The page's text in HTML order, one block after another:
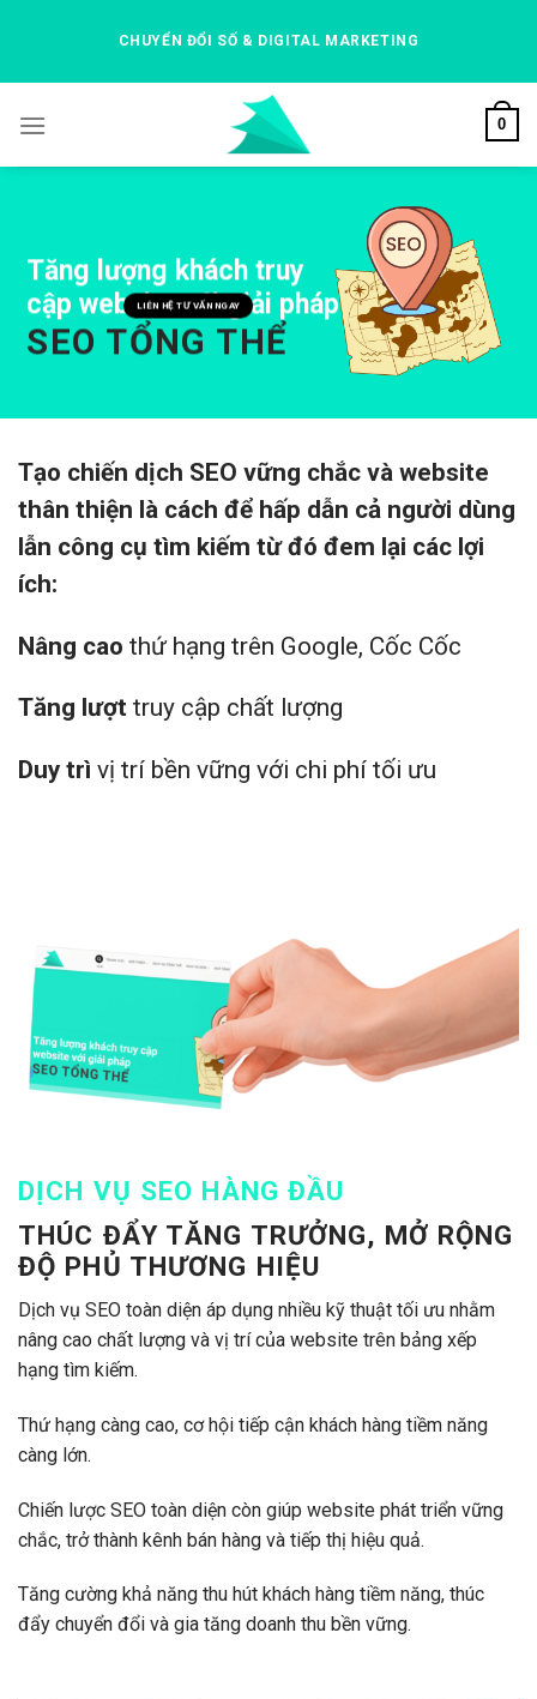
CHUYỂN ĐỔI SỐ & DIGITAL MARKETING
0
Tăng lượng khách truy
cập website với giải pháp
SEO TỔNG THỂ
LIÊN HỆ TƯ VẤN NGAY
Tạo chiến dịch SEO vững chắc và website
thân thiện là cách để hấp dẫn cả người dùng
lẫn công cụ tìm kiếm từ đó đem lại các lợi
ích:
Nâng cao thứ hạng trên Google, Cốc Cốc
Tăng lượt truy cập chất lượng
Duy trì vị trí bền vững với chi phí tối ưu
DỊCH VỤ SEO HÀNG ĐẦU
THÚC ĐẨY TĂNG TRƯỞNG, MỞ RỘNG
ĐỘ PHỦ THƯƠNG HIỆU
Dịch vụ SEO toàn diện áp dụng nhiều kỹ thuật tối ưu nhằm
nâng cao chất lượng và vị trí của website trên bảng xếp
hạng tìm kiếm.
Thứ hạng càng cao, cơ hội tiếp cận khách hàng tiềm năng
càng lớn.
Chiến lược SEO toàn diện còn giúp website phát triển vững
chắc, trở thành kênh bán hàng và tiếp thị hiệu quả.
Tăng cường khả năng thu hút khách hàng tiềm năng, thúc
đẩy chuyển đổi và gia tăng doanh thu bền vững.